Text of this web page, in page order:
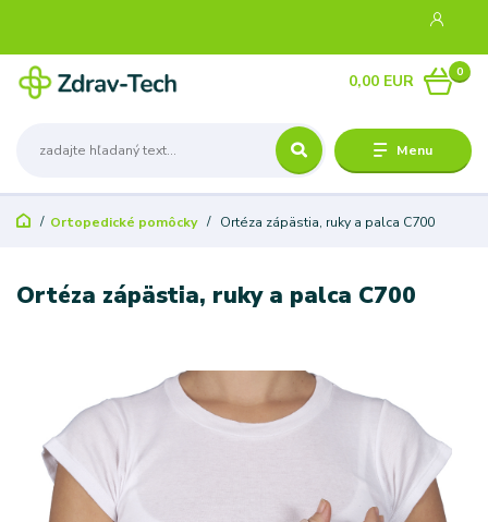
Menu
0
0,00 EUR
Ortopedické pomôcky Ortéza zápästia, ruky a palca C700
Ortéza zápästia, ruky a palca C700